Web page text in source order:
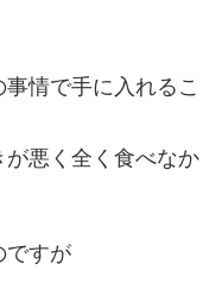
情で手に入れるこ
悪く全く食べなか
ですが